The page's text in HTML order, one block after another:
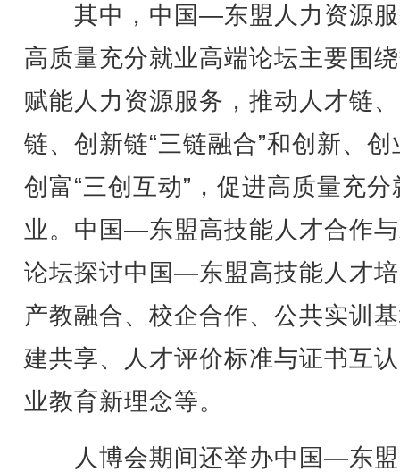
其中，中国—东盟人力资源服
高质量充分就业高端论坛主要围
赋能人力资源服务，推动人才链
链、创新链“三链融合”和创新、创
创富“三创互动”，促进高质量充分
业。中国—东盟高技能人才合作
论坛探讨中国—东盟高技能人才
产教融合、校企合作、公共实训
建共享、人才评价标准与证书互
业教育新理念等。
人博会期间还举办中国—东盟